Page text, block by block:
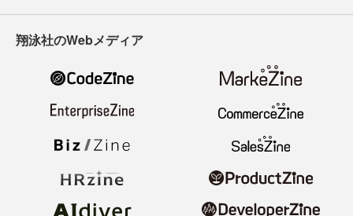
翔泳社のWebメディア